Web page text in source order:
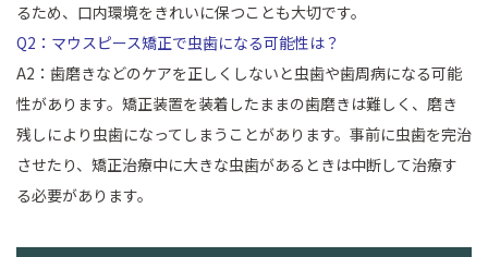
るため、口内環境をきれいに保つことも大切です。
Q2：マウスピース矯正で虫歯になる可能性は？
A2：歯磨きなどのケアを正しくしないと虫歯や歯周病になる可能
性があります。矯正装置を装着したままの歯磨きは難しく、磨き
残しにより虫歯になってしまうことがあります。事前に虫歯を完治
させたり、矯正治療中に大きな虫歯があるときは中断して治療す
る必要があります。